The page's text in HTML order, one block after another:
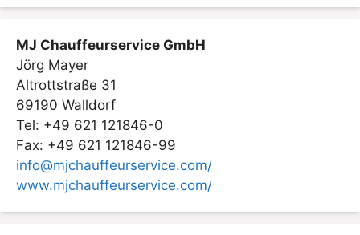
MJ Chauffeurservice GmbH
Jörg Mayer
Altrottstraße 31
69190 Walldorf
Tel: +49 621 121846-0
Fax: +49 621 121846-99
info@mjchauffeurservice.com/
www.mjchauffeurservice.com/